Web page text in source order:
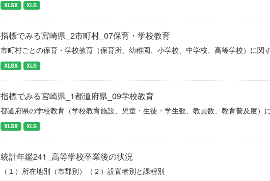
XLSX XLS
指標でみる宮崎県_2市町村_07保育・学校教育
市町村ごとの保育・学校教育（保育所、幼稚園、小学校、中学校、高等学校）に関
XLSX XLS
指標でみる宮崎県_1都道府県_09学校教育
都道府県の学校教育（学校教育施設、児童・生徒・学生数、教員数、教育普及度）
XLSX XLS
統計年鑑241_高等学校卒業後の状況
（１）所在地別（市郡別）（２）設置者別と課程別